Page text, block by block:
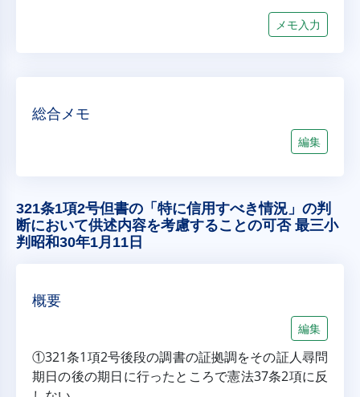
メモ入力
総合メモ
編集
321条1項2号但書の「特に信用すべき情況」の判
断において供述内容を考慮することの可否 最三小
判昭和30年1月11日
概要
編集
①321条1項2号後段の調書の証拠調をその証人尋問
期日の後の期日に行ったところで憲法37条2項に反